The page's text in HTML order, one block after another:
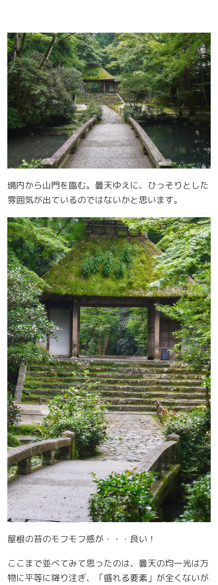
境内から山門を臨む。曇天ゆえに、ひっそりとした
雰囲気が出ているのではないかと思います。
屋根の苔のモフモフ感が・・・良い！
ここまで並べてみて思ったのは、曇天の均一光は万
物に平等に降り注ぎ、「盛れる要素」が全くないが